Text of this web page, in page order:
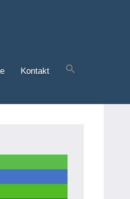
Kontakt